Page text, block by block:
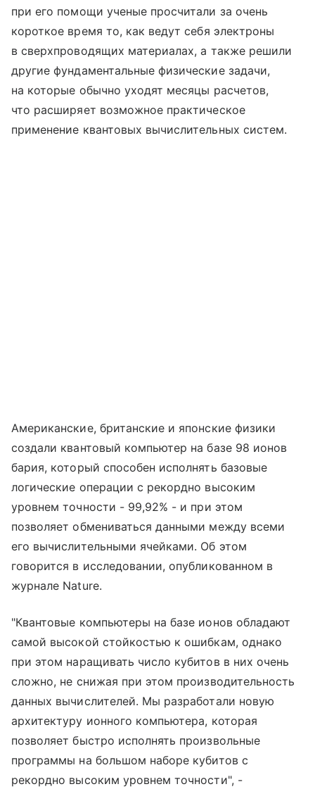
при его помощи ученые просчитали за очень
короткое время то, как ведут себя электроны
в сверхпроводящих материалах, а также решили
другие фундаментальные физические задачи,
на которые обычно уходят месяцы расчетов,
что расширяет возможное практическое
применение квантовых вычислительных систем.
Американские, британские и японские физики
создали квантовый компьютер на базе 98 ионов
бария, который способен исполнять базовые
логические операции с рекордно высоким
уровнем точности - 99,92% - и при этом
позволяет обмениваться данными между всеми
его вычислительными ячейками. Об этом
говорится в исследовании, опубликованном в
журнале Nature.
"Квантовые компьютеры на базе ионов обладают
самой высокой стойкостью к ошибкам, однако
при этом наращивать число кубитов в них очень
сложно, не снижая при этом производительность
данных вычислителей. Мы разработали новую
архитектуру ионного компьютера, которая
позволяет быстро исполнять произвольные
программы на большом наборе кубитов с
рекордно высоким уровнем точности", -